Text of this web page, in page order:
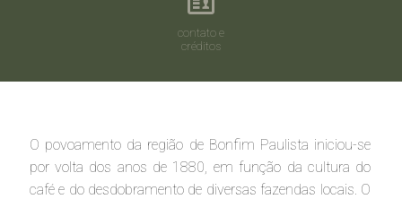
contato e
créditos
O povoamento da região de Bonfim Paulista iniciou-se
por volta dos anos de 1880, em função da cultura do
café e do desdobramento de diversas fazendas locais. O